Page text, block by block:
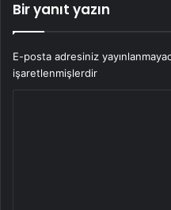
Bir yanıt yazın
E-posta adresiniz
işaretlenmişlerdir